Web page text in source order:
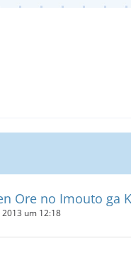
Ore no Imouto ga
um 12:18